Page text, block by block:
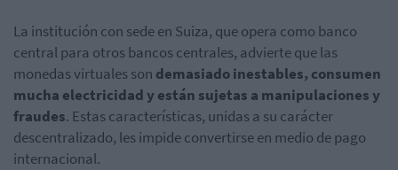
La institución con sede en Suiza, que opera como banco
central para otros bancos centrales, advierte que las
monedas virtuales son demasiado inestables, consumen
mucha electricidad y están sujetas a manipulaciones y
fraudes. Estas características, unidas a su carácter
descentralizado, les impide convertirse en medio de pago
internacional.